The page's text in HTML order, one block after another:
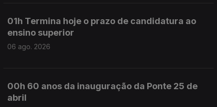
01h Termina hoje o prazo de candidatura ao
ensino superior
06 ago. 2026
00h 60 anos da inauguração da Ponte 25 de
abril